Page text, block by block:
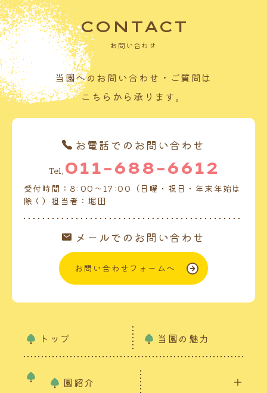
CONTACT
お問い合わせ
当園へのお問い合わせ・ご質問は
こちらから承ります。
お電話でのお問い合わせ
Tel. 011-688-6612
受付時間：8:00～17:00（日曜・祝日・年末年始は
除く）担当者：堀田
メールでのお問い合わせ
お問い合わせフォームへ
トップ 当園の魅力
園紹介